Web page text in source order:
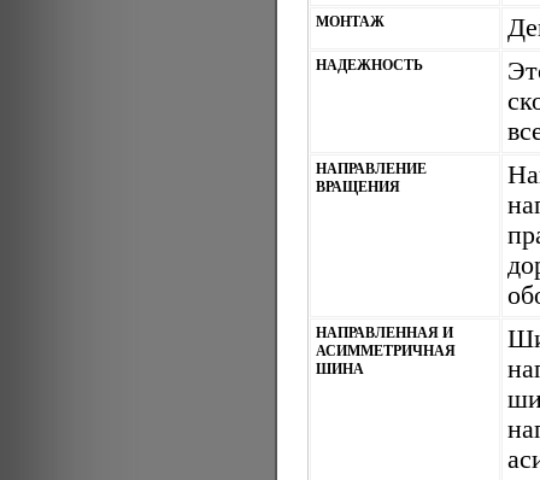
МОНТАЖ
НАДЕЖНОСТЬ
НАПРАВЛЕНИЕ
ВРАЩЕНИЯ
НАПРАВЛЕННАЯ И
АСИММЕТРИЧНАЯ
ШИНА